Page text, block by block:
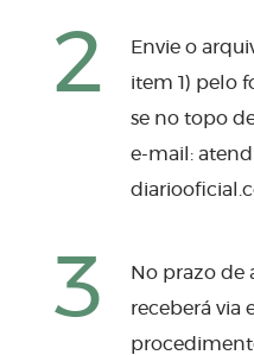
2
Envie o
item 1) pelo
se no topo
e-mail:
3
No prazo de
receberá via